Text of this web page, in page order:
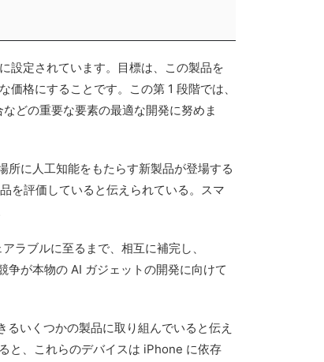
設定されています。目標は、この製品を
格にすることです。この第 1 段階では、
どの重要な要素の最適な開発に努めま
所に人工知能をもたらす新製品が登場する
を評価していると伝えられている。スマ
ラブルに至るまで、相互に補完し、
が本物の AI ガジェットの開発に向けて
いくつかの製品に取り組んでいると伝え
と、これらのデバイスは iPhone に依存